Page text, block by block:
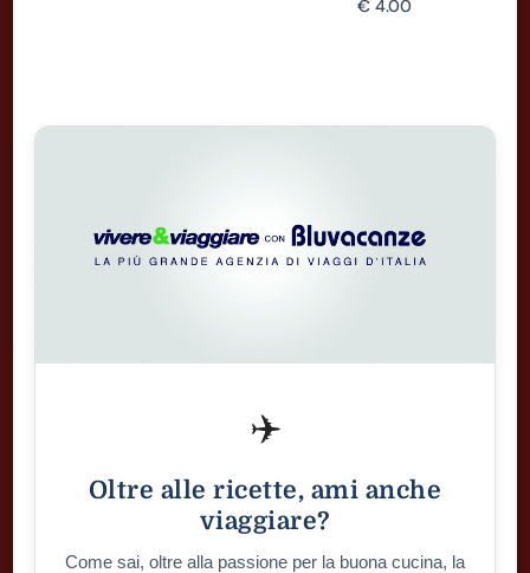
€ 4.00
✈️
Oltre alle ricette, ami anche
viaggiare?
Come sai, oltre alla passione per la buona cucina, la